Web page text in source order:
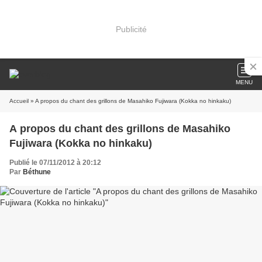
Publicité
MENU
Accueil » A propos du chant des grillons de Masahiko Fujiwara (Kokka no hinkaku)
A propos du chant des grillons de Masahiko
Fujiwara (Kokka no hinkaku)
Publié le 07/11/2012 à 20:12
Par Béthune